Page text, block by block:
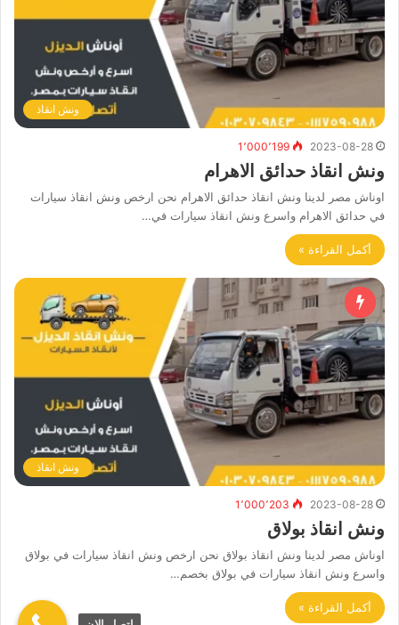
ونش انقاذ
2023-08-28 1٬000٬199
ونش انقاذ حدائق الاهرام
اوناش مصر لدينا ونش انقاذ حدائق الاهرام نحن ارخص ونش انقاذ سيارات
في حدائق الاهرام واسرع ونش انقاذ سيارات في…
أكمل القراءة »
ونش انقاذ
2023-08-28 1٬000٬203
ونش انقاذ بولاق
اوناش مصر لدينا ونش انقاذ بولاق نحن ارخص ونش انقاذ سيارات في بولاق
واسرع ونش انقاذ سيارات في بولاق بخصم…
أكمل القراءة »